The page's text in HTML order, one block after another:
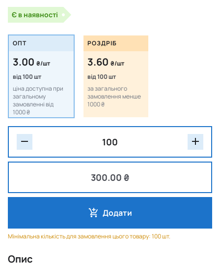
Є в наявності
ОПТ
3.00 ₴/шт
від 100 шт
ціна доступна при
загальному
замовленні від
1000 ₴
РОЗДРІБ
3.60 ₴/шт
від 100 шт
за загального
замовлення менше
1000 ₴
300.00 ₴
Додати
Мінімальна кількість для замовлення цього товару: 100 шт.
Опис